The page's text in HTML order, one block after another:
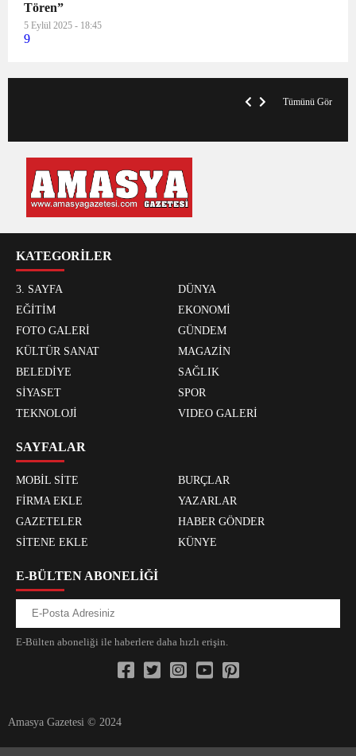
Tören”
5 Eylül 2025 - 18:45
9
Tümünü Gör
KATEGORİLER
3. SAYFA
DÜNYA
EĞİTİM
EKONOMİ
FOTO GALERİ
GÜNDEM
KÜLTÜR SANAT
MAGAZİN
BELEDİYE
SAĞLIK
SİYASET
SPOR
TEKNOLOJİ
VIDEO GALERİ
SAYFALAR
MOBİL SİTE
BURÇLAR
FİRMA EKLE
YAZARLAR
GAZETELER
HABER GÖNDER
SİTENE EKLE
KÜNYE
E-BÜLTEN ABONELİĞİ
E-Bülten aboneliği ile haberlere daha hızlı erişin.
Amasya Gazetesi © 2024